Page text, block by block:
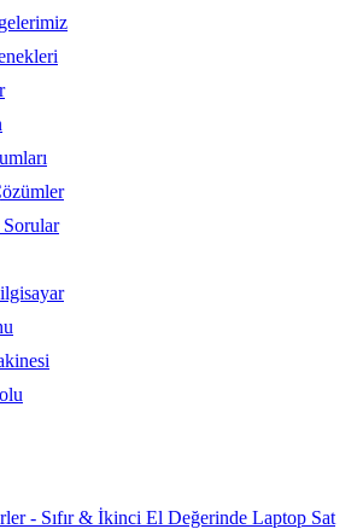
Sorular
- Sıfır & İkinci El Değerinde Laptop Sat